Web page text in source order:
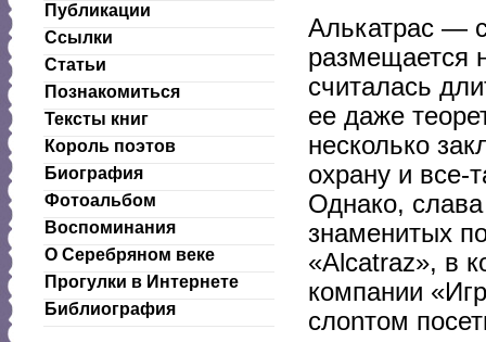
Публикации
Ссылки
Статьи
Познакомиться
Тексты книг
Король поэтов
Биография
Фотоальбом
Воспоминания
О Серебряном веке
Прогулки в Интернете
Библиография
Алькатрас —
размещается
считалась
ее даже
несколько
охрану и все-
Однако,
знаменитых
«Alcatraz», в
компании
слоnтом